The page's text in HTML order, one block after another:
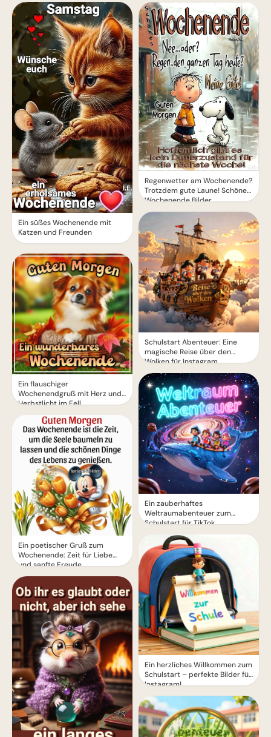
Ein süßes Wochenende mit
Katzen und Freunden
Ein flauschiger
Wochenendgruß mit Herz und
Herbstlicht im Fell
Ein poetischer Gruß zum
Wochenende: Zeit für Liebe
und sanfte Freude
Regenwetter am Wochenende?
Trotzdem gute Laune! Schönes
Wochenende Bilder
Schulstart Abenteuer: Eine
magische Reise über den
Wolken für Instagram
Ein zauberhaftes
Weltraumabenteuer zum
Schulstart für TikTok
Ein herzliches Willkommen zum
Schulstart – perfekte Bilder für
Instagram!